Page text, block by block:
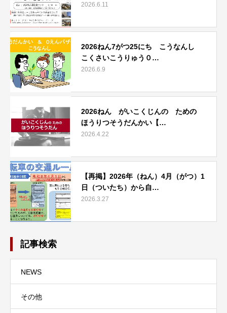
2026.6.11
2026ねん7がつ25にち こうなんし
こくさいこうりゅう０…
2026.6.9
2026ねん がいこくじんの ための
ほうりつそうだんかい【…
2026.4.22
【再掲】2026年（ねん）4月（がつ）1
日（ついたち）から自…
2026.3.27
記事検索
NEWS
その他